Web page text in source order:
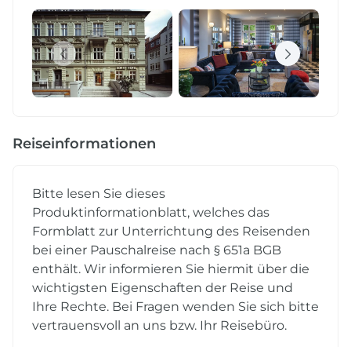
Reiseinformationen
Bitte lesen Sie dieses
Produktinformationblatt, welches das
Formblatt zur Unterrichtung des Reisenden
bei einer Pauschalreise nach § 651a BGB
enthält. Wir informieren Sie hiermit über die
wichtigsten Eigenschaften der Reise und
Ihre Rechte. Bei Fragen wenden Sie sich bitte
vertrauensvoll an uns bzw. Ihr Reisebüro.